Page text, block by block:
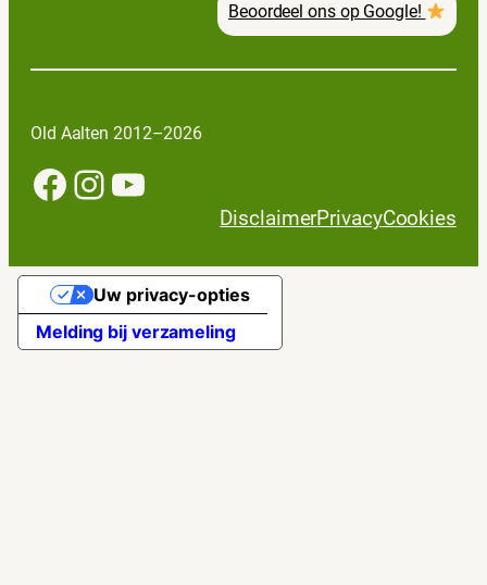
Beoordeel ons op Google!
Old Aalten 2012–2026
Facebook InstagramYouTube
DisclaimerPrivacyCookies
Melding bij verzameling
Uw privacy-opties